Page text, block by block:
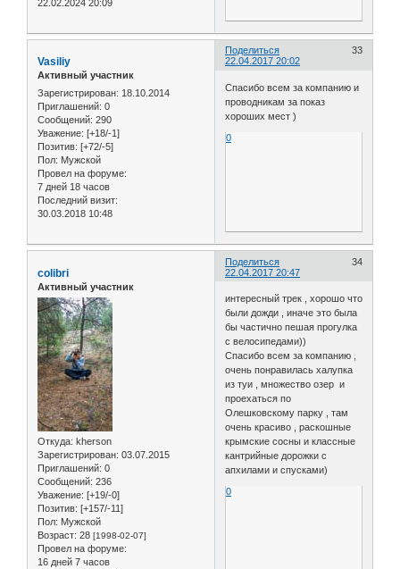
22.02.2024 20:09
Поделиться
33
22.04.2017 20:02
Vasiliy
Активный участник
Зарегистрирован: 18.10.2014
Приглашений: 0
Сообщений: 290
Уважение: [+18/-1]
Позитив: [+72/-5]
Пол: Мужской
Провел на форуме:
7 дней 18 часов
Последний визит:
30.03.2018 10:48
Спасибо всем за компанию и
проводникам за показ
хороших мест )
0
Поделиться
34
22.04.2017 20:47
colibri
Активный участник
Откуда: kherson
Зарегистрирован: 03.07.2015
Приглашений: 0
Сообщений: 236
Уважение: [+19/-0]
Позитив: [+157/-11]
Пол: Мужской
Возраст: 28 [1998-02-07]
Провел на форуме:
16 дней 7 часов
интересный трек , хорошо что
были дожди , иначе это была
бы частично пешая прогулка
с велосипедами))
Спасибо всем за компанию ,
очень понравилась халупка
из туи , множество озер и
проехаться по
Олешковскому парку , там
очень красиво , раскошные
крымские сосны и классные
кантрийные дорожки с
апхилами и спусками)
0